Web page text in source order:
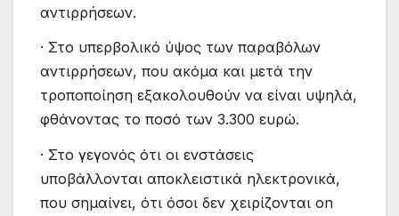
αντιρρήσεων.
· Στο υπερβολικό ύψος των παραβόλων
αντιρρήσεων, που ακόμα και μετά την
τροποποίηση εξακολουθούν να είναι υψηλά,
φθάνοντας το ποσό των 3.300 ευρώ.
· Στο γεγονός ότι οι ενστάσεις
υποβάλλονται αποκλειστικά ηλεκτρονικά,
που σημαίνει, ότι όσοι δεν χειρίζονται on